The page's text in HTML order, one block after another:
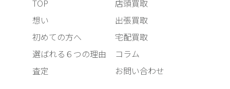
TOP
想い
初めての方へ
選ばれる６つの理由
査定
店頭買取
出張買取
宅配買取
コラム
お問い合わせ